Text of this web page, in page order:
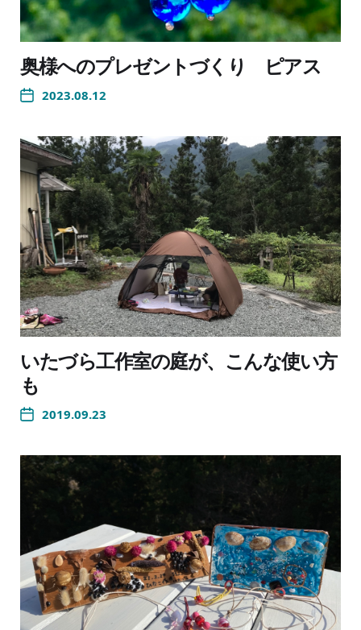
奥様へのプレゼントづくり ピアス
2023.08.12
いたづら工作室の庭が、こんな使い方
も
2019.09.23